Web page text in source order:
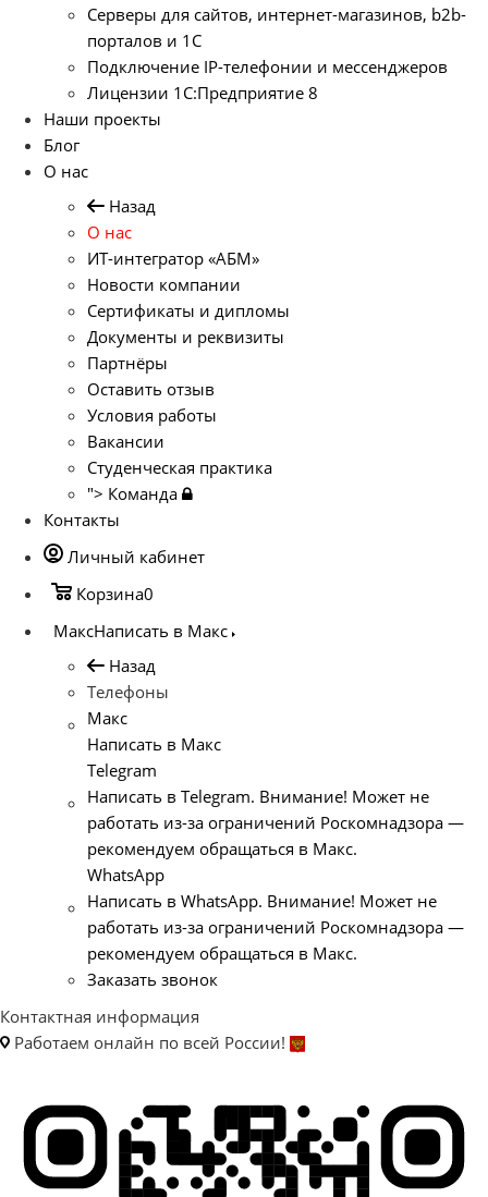
Серверы для сайтов, интернет-магазинов, b2b-
порталов и 1С
Подключение IP-телефонии и мессенджеров
Лицензии 1C:Предприятие 8
Наши проекты
Блог
О нас
Назад
О нас
ИТ-интегратор «АБМ»
Новости компании
Сертификаты и дипломы
Документы и реквизиты
Партнёры
Оставить отзыв
Условия работы
Вакансии
Студенческая практика
"> Команда
Контакты
Личный кабинет
Корзина0
МаксНаписать в Макс
Назад
Телефоны
Макс
Написать в Макс
Telegram
Написать в Telegram. Внимание! Может не
работать из-за ограничений Роскомнадзора —
рекомендуем обращаться в Макс.
WhatsApp
Написать в WhatsApp. Внимание! Может не
работать из-за ограничений Роскомнадзора —
рекомендуем обращаться в Макс.
Заказать звонок
Контактная информация
Работаем онлайн по всей России!